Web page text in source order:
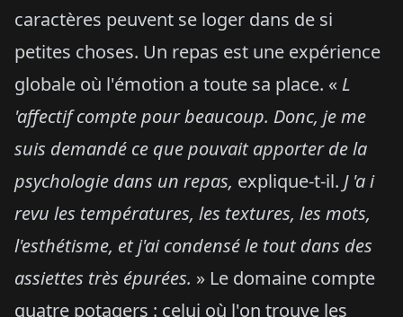
caractères peuvent se loger dans de si
petites choses. Un repas est une expérience
globale où l'émotion a toute sa place. « L
'affectif compte pour beaucoup. Donc, je me
suis demandé ce que pouvait apporter de la
psychologie dans un repas, explique-t-il. J 'a i
revu les températures, les textures, les mots,
l'esthétisme, et j'ai condensé le tout dans des
assiettes très épurées. » Le domaine compte
quatre potagers : celui où l'on trouve les